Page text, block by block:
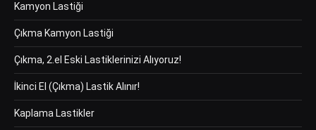
Kamyon Lastiği
Çıkma Kamyon Lastiği
Çıkma, 2.el Eski Lastiklerinizi Alıyoruz!
İkinci El (Çıkma) Lastik Alınır!
Kaplama Lastikler